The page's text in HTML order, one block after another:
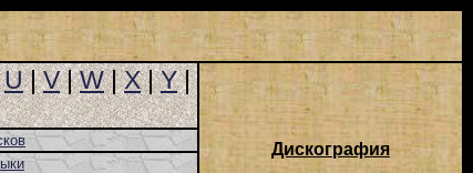
U|V|W|X|Y|
Дискография